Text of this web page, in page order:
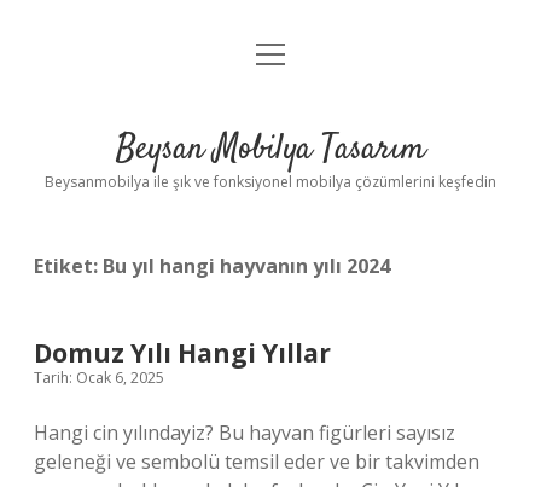
Anasayfa
Yasal Uyarı
menüyü
Beysan Mobilya Tasarım
Beysanmobilya ile şık ve fonksiyonel mobilya çözümlerini keşfedin
Etiket: Bu yıl hangi hayvanın yılı 2024
Domuz Yılı Hangi Yıllar
Tarih: Ocak 6, 2025
Hangi cin yılındayiz? Bu hayvan figürleri sayısız
geleneği ve sembolü temsil eder ve bir takvimden